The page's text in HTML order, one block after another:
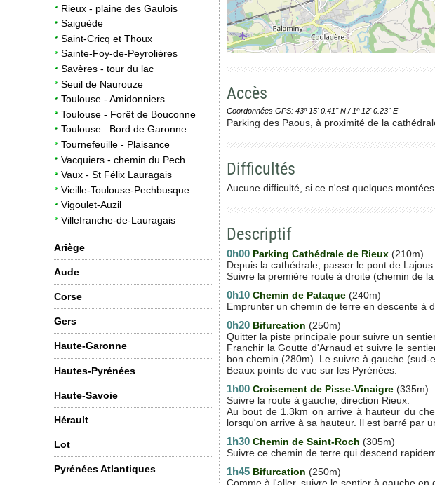
Rieux - plaine des Gaulois
Saiguède
Saint-Cricq et Thoux
Sainte-Foy-de-Peyrolières
Savères - tour du lac
Seuil de Naurouze
Toulouse - Amidonniers
Toulouse - Forêt de Bouconne
Toulouse : Bord de Garonne
Tournefeuille - Plaisance
Vacquiers - chemin du Pech
Vaux - St Félix Lauragais
Vieille-Toulouse-Pechbusque
Vigoulet-Auzil
Villefranche-de-Lauragais
Ariège
Aude
Corse
Gers
Haute-Garonne
Hautes-Pyrénées
Haute-Savoie
Hérault
Lot
Pyrénées Atlantiques
Accès
Coordonnées GPS: 43º 15' 0.41'' N / 1º 12' 0.23'' E
Parking des Paous, à proximité de la
Difficultés
Aucune difficulté, si ce n'est quelques
Descriptif
0h00 Parking Cathédrale de Rieux (210m)
Depuis la cathédrale, passer le pont de
Suivre la première route à droite (chemin de
0h10 Chemin de Pataque (240m)
Emprunter un chemin de terre en descente à
0h20 Bifurcation (250m)
Quitter la piste principale pour suivre un
Franchir la Goutte d'Arnaud et suivre le
bon chemin (280m). Le suivre à gauche
Beaux points de vue sur les Pyrénées.
1h00 Croisement de Pisse-Vinaigre (335m)
Suivre la route à gauche, direction Rieux.
Au bout de 1.3km on arrive à hauteur du
lorsqu'on arrive à sa hauteur. Il est barré par
1h30 Chemin de Saint-Roch (305m)
Suivre ce chemin de terre qui descend
1h45 Bifurcation (250m)
Comme à l'aller, suivre le sentier à gauche en